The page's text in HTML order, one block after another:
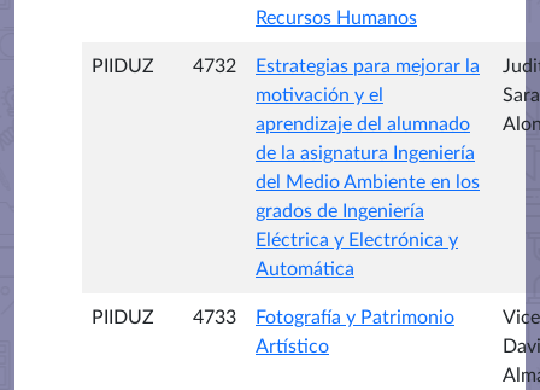
Recursos Humanos
PIIDUZ 4732
Estrategias para mejorar la
motivación y el
aprendizaje del alumnado
de la asignatura Ingeniería
del Medio Ambiente en los
grados de Ingeniería
Eléctrica y Electrónica y
Automática
PIIDUZ 4733
Fotografía y Patrimonio
Artístico